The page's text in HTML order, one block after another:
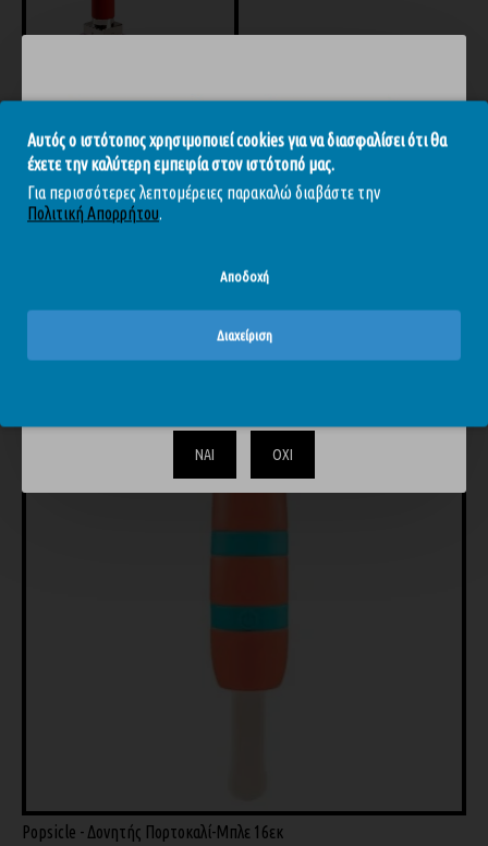
Αυτός ο ιστότοπος χρησιμοποιεί cookies για να διασφαλίσει ότι θα
έχετε την καλύτερη εμπειρία στον ιστότοπό μας.
Για περισσότερες λεπτομέρειες παρακαλώ διαβάστε την
Πολιτική Απορρήτου.
Αποδοχή
Διαχείριση
Το περιεχόμενο του απευθύνεται αυστηρά και μόνο σε
ΝΑΙ ΟΧΙ
Xocoon Sealed With A Kiss - Μίνι Δονητής Κραγιόν Ροζ
45,81€ 50,90€
ΊΔΙΑ BRAND
Popsicle - Δονητής Πορτοκαλί-Μπλε 16εκ